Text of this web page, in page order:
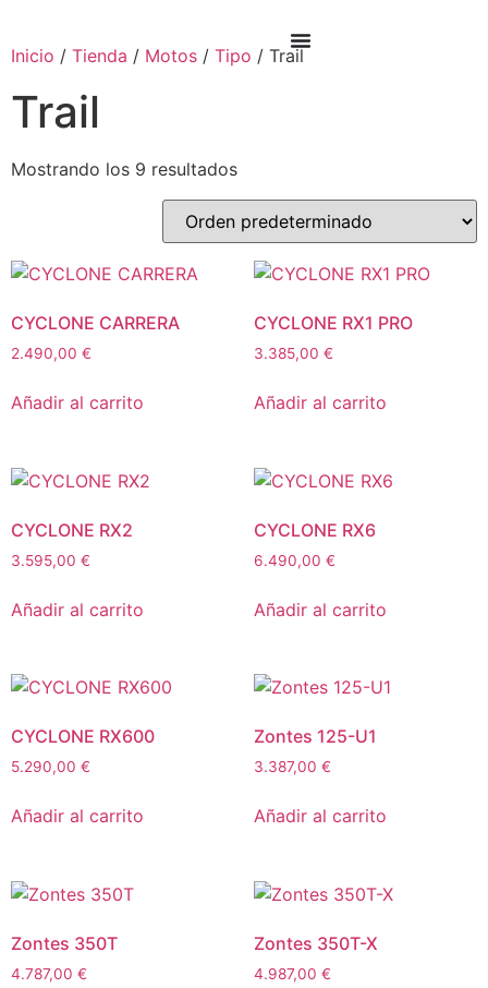
Inicio / Tienda / Motos / Tipo / Trail
Trail
Mostrando los 9 resultados
CYCLONE CARRERA
2.490,00 €
Añadir al carrito
CYCLONE RX1 PRO
3.385,00 €
Añadir al carrito
CYCLONE RX2
3.595,00 €
Añadir al carrito
CYCLONE RX6
6.490,00 €
Añadir al carrito
CYCLONE RX600
5.290,00 €
Añadir al carrito
Zontes 125-U1
3.387,00 €
Añadir al carrito
Zontes 350T
4.787,00 €
Zontes 350T-X
4.987,00 €